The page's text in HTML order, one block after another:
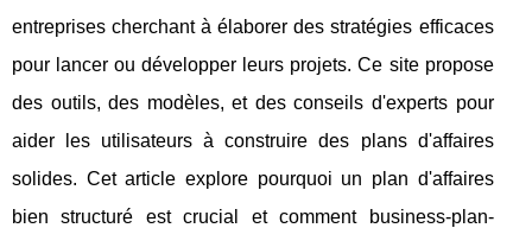
entreprises cherchant à élaborer des stratégies efficaces
pour lancer ou développer leurs projets. Ce site propose
des outils, des modèles, et des conseils d'experts pour
aider les utilisateurs à construire des plans d'affaires
solides. Cet article explore pourquoi un plan d'affaires
bien structuré est crucial et comment business-plan-